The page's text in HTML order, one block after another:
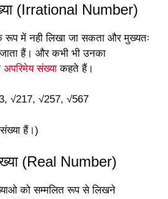
(Irrational Number)
रूप में नही लिखा जा सकता और मुख्यतः
हैं। और कभी भी उनका
अपरिमेय संख्या कहते हैं।
√217, √257, √567
हैं।)
(Real Number)
को सम्मलित रूप से लिखने